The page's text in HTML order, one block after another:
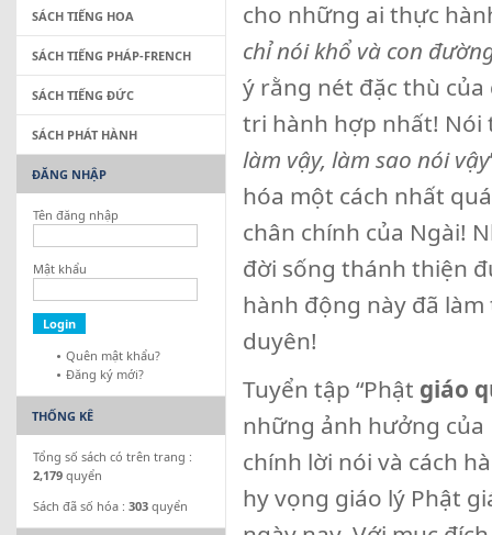
cho những ai thực
chỉ nói khổ và con
ý rằng nét đặc thù của
tri hành hợp nhất! Nói
làm vậy, làm sao nói vậy
hóa một cách nhất
chân chính của Ngài!
đời sống thánh thiện
hành động này đã
duyên!
Tuyển tập “Phật giáo
những ảnh hưởng
chính lời nói và cách
hy vọng giáo lý Phật
SÁCH TIẾNG HOA
SÁCH TIẾNG PHÁP-FRENCH
SÁCH TIẾNG ĐỨC
SÁCH PHÁT HÀNH
ĐĂNG NHẬP
Tên đăng nhập
Mật khẩu
Quên mật khẩu?
Đăng ký mới?
THỐNG KÊ
Tổng số sách có trên trang :
2,179 quyển
Sách đã số hóa : 303 quyển